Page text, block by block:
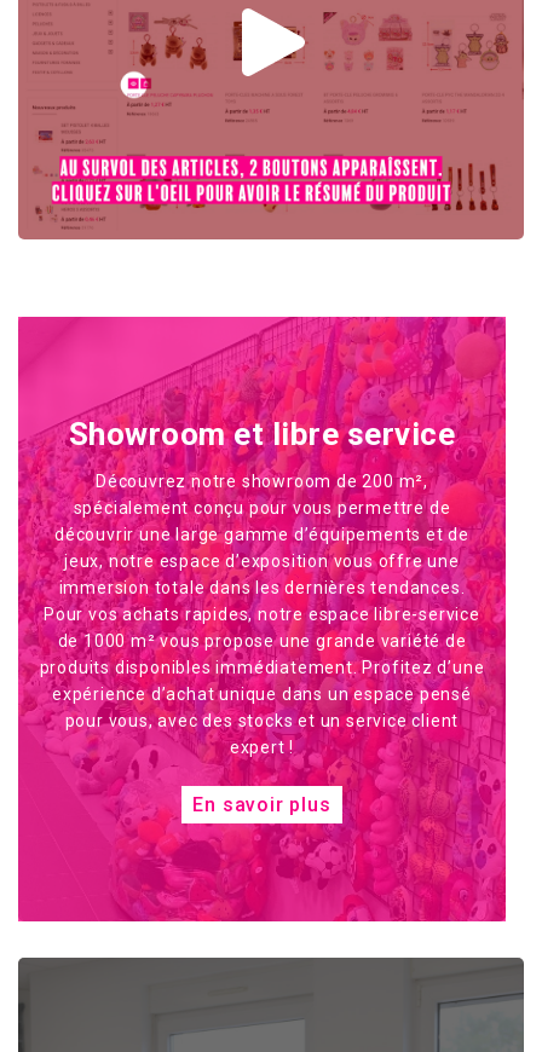
Showroom et libre service
Découvrez notre showroom de 200 m²,
spécialement conçu pour vous permettre de
découvrir une large gamme d’équipements et de
jeux, notre espace d’exposition vous offre une
immersion totale dans les dernières tendances.
Pour vos achats rapides, notre espace libre-service
de 1000 m² vous propose une grande variété de
produits disponibles immédiatement. Profitez d’une
expérience d’achat unique dans un espace pensé
pour vous, avec des stocks et un service client
expert !
En savoir plus